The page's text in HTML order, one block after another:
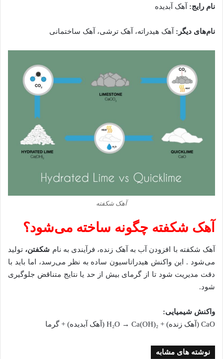
نام رایج: آهک آبدیده
نام‌های دیگر : آهک هیدراته، آهک ترشی، آهک ساختمانی
آهک شکفته
آهک شکفته چگونه ساخته می‌شود؟
آهک شکفته با افزودن آب به آهک زنده، فرآیندی به نام شکفتن، تولید
می‌شود . این واکنش هیدراتاسیون ساده به نظر می‌رسد، اما باید با
دقت مدیریت شود تا از گرمای بیش از حد یا نتایج متناقض جلوگیری
شود.
واکنش شیمیایی:
CaO (آهک زنده) + H₂O → Ca(OH)₂ (آهک آبدیده) + گرما
نوشته های مشابه